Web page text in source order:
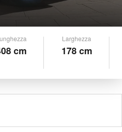
cm
Larghezza
178 cm